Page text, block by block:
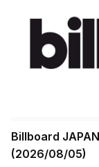
Billboard
(2026/08/05)